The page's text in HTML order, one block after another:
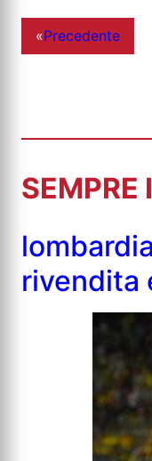
«Precedente
SEMPRE
lombardia
rivendita